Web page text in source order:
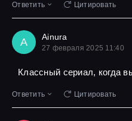
Ответить Цитировать
A Ainura
27 февраля 2025 11:40
Классный сериал, когда
Ответить Цитировать